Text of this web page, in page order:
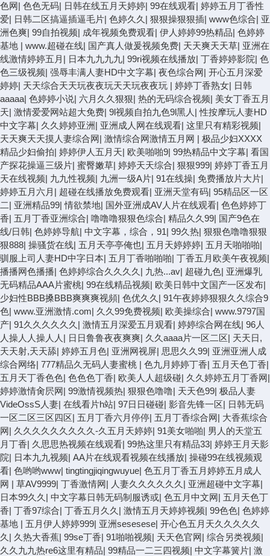
色网| 色色无码| 日韩在线五月天婷婷| 99在线观看| 婷婷五月丁香性
爱| 日韩二区搞逼插逼毛片| 色婷久久 | 狠狠操狠狠插| www色综合| 亚
洲色爽| 99自拍视频| 成年视频免费观看| 伊人婷婷99热精品| 色婷婷
基地 | www.超碰在线| 国产真人做爰视频免费| 天天爽天天草| 亚洲在
线激情婷婷五月 | 日本九九九九| 99ri视频在线播放| 丁香婷婷影院| 色
色三级视频| 强辱丰满人妻HD中文字幕| 夜色综合网| 开心五月深爱
婷婷| 天天综合天天玩夜夜玩天天玩夜夜玩 | 婷婷丁香熟女| 日韩
aaaaa| 色婷婷小说| 六月久久狠狠| 热的无码综合视频| 美女丁香五月
天| 激情爱爱网站超大免费| 9l视频自拍九色9l黑人 |性按摩玩人妻HD
中文字幕| 久久婷婷亚洲 | 亚洲成人网在线观看| 这里只有精彩视频|
天天爽天天摸人妻综合网| 激情综合网激情五月网 | 极品少妇XXXX
精品少妇偷拍| 婷婷伊人五月天| 欧美啪啪9| 99热精品中文字幕| 看国
产探花操逼三级片| 蜜臀嫩草| 婷婷天天综合| 狠狠999| 婷婷丁香五月
天在线视频| 九九性视频| 九洲一级A片| 91在线操| 免费播放片大片|
婷婷五月六月 | 超碰在线播放免费观看| 亚洲天堂有码| 95精品区一区
二| 亚洲精品99|情欲禁地| 国外亚洲成AV人片在线观看| 色色婷婷丁
香| 五月丁香亚洲综合| 噜噜噜狠狠色综合| 精品久久99| 国产9色在
线/日韩| 色婷婷导航| 中文字幕，综合，91| 99久热| 狠狠色噜噜狠狠
狠888| 操骚货在线| 五月天亭亭俺也| 五月天婷婷婷| 五月天啪啪啪|
驯服上司人妻HD中字日本| 五月丁香啪啪啪| 丁香五月欧美午夜视频|
播播网色播播| 色婷婷综合久久久久 | 九热...av| 超碰九色| 亚洲爆乳
无码精品AAA片蜜桃| 99在线精品视频| 欧美日韩中文国产一区发布|
少妇性BBB搡BBB爽爽爽视頻| 色优久久 | 91午夜婷婷狠狠久久综合9
色| www.亚洲激情.com| 久久99免费视频| 欧美操综合| www.9797国
产| 91久久久久久久 | 激情五月深爱五月观看| 婷婷综合网在线| 96人
人操人人操人人 | 日日鲁鲁夜夜爽爽| 久久aaaa片一区二区| 天天日,
天天射,天天舔| 婷婷五月色| 亚洲网视屏| 思思久久99| 亚洲亚洲人成
综合网络| 777精品久无码人妻蜜桃 | 色九月婷婷丁香| 五月天色丁香|
五月天丁香色色| 色色色丁香| 欧美人人超级碰| 久久婷婷五月丁香网|
婷婷激情肏屄网| 99激情视频热| 狠狠色噜噜| 天天色99| 极品人妻
VideOssS人妻| 在线看片h站| 97日日碰碰| 影音先锋一区| 日韩无码
一区二区三区四区| 五月丁香六月停停| 五月丁香综合网| 大香蕉综合
网| 久久久久久久久久久-久五月天婷婷| 91美女啪啪| 男人的天堂五
月丁香| 久思思热视频在线观看| 99热这里只有精品33| 婷婷王月天影
院| 日本九九视频| AA片在线观看视频在线播放| 操碰99在线视频观
看| 色哟哟www| tingtingjiqingwuyue| 色五月丁香五月婷婷五月成人
网 | 草AV9999| 丁香激情网| 人妻久久久久久久 | 亚洲超碰中文字幕|
日本99久久 | 中文字幕日韩无码制服诱或| 色五月中文网| 五月天色丁
香| 丁香97综合| 丁香五月久久 | 激情五月天婷婷视频| 99色色| 色婷婷
基地 | 五月伊人婷婷999| 亚洲sesesese| 开心色五月天久久久久久
久 | 久热大香蕉| 99se丁香| 91啪啪视频| 天天色官网| 综合另类视频|
久久九九热re6这里有精品| 99精品一二三四视频| 中文字幕簧片| 激